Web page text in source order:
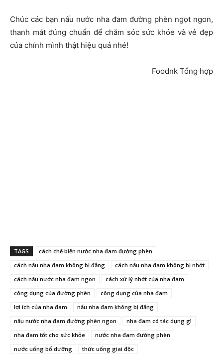
Chúc các bạn nấu nước nha đam đường phèn ngọt ngon,
thanh mát đúng chuẩn để chăm sóc sức khỏe và vẻ đẹp
của chính mình thật hiệu quả nhé!
Foodnk Tổng hợp
TAGS
cách chế biến nước nha đam đường phèn
cách nấu nha đam không bị đắng
cách nấu nha đam không bị nhớt
cách nấu nước nha đam ngon
cách xử lý nhớt của nha đam
công dụng của đường phèn
công dụng của nha đam
lợi ích của nha đam
nấu nha đam không bị đắng
nấu nước nha đam đường phèn ngon
nha đam có tác dụng gì
nha đam tốt cho sức khỏe
nước nha đam đường phèn
nước uống bổ dưỡng
thức uống giai độc